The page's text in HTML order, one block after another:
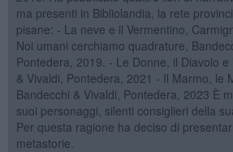
ma presenti in Bibliolandia, la rete
pisane: - La neve e il Vermentino,
Noi umani cerchiamo quadrature,
Pontedera, 2019. - Le Donne, il Diavolo
& Vivaldi, Pontedera, 2021 - Il Marmo, le
Bandecchi & Vivaldi, Pontedera, 2023 È
suoi personaggi, silenti consiglieri della
Per questa ragione ha deciso di
metastorie.